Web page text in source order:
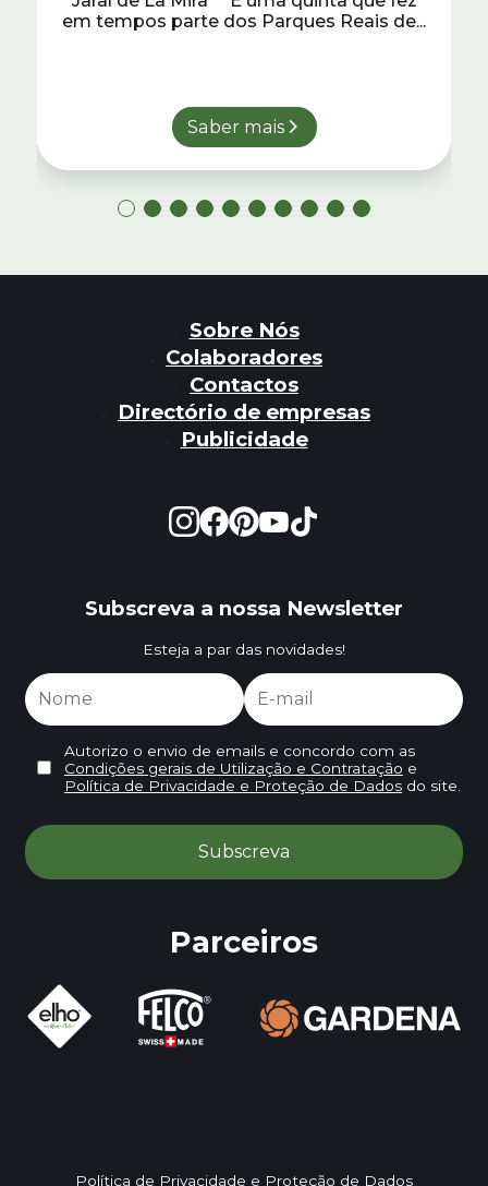
em tempos parte dos Parques Reais de...
Saber mais
Sobre Nós
Colaboradores
Contactos
Directório de empresas
Publicidade
Subscreva a nossa Newsletter
Esteja a par das novidades!
Autorizo o envio de emails e concordo com as
Condições gerais de Utilização e Contratação e
Política de Privacidade e Proteção de Dadosdo site.
Parceiros
Política de Privacidade e Proteção de Dados